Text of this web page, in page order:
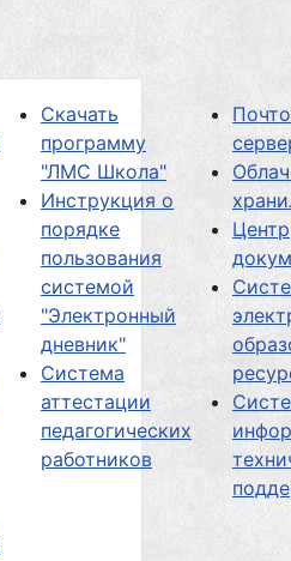
Скачать
программу
"ЛМС Школа"
Инструкция о
порядке
пользования
системой
"Электронный
дневник"
Система
аттестации
педагогических
работников
Центр